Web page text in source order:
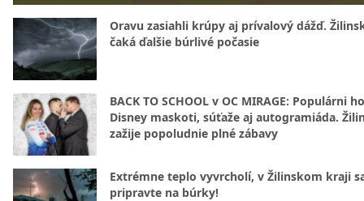
Oravu zasiahli krúpy aj prívalový dážď.
čaká ďalšie búrlivé počasie
BACK TO SCHOOL v OC MIRAGE: Populárni
Disney maskoti, súťaže aj autogramiáda.
zažije popoludnie plné zábavy
Extrémne teplo vyvrcholí, v Žilinskom kraji
pripravte na búrky!